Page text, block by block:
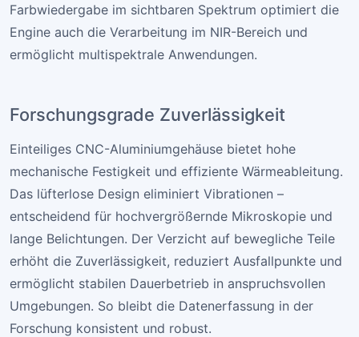
Farbwiedergabe im sichtbaren Spektrum optimiert die
Engine auch die Verarbeitung im NIR-Bereich und
ermöglicht multispektrale Anwendungen.
Forschungsgrade Zuverlässigkeit
Einteiliges CNC-Aluminiumgehäuse bietet hohe
mechanische Festigkeit und effiziente Wärmeableitung.
Das lüfterlose Design eliminiert Vibrationen –
entscheidend für hochvergrößernde Mikroskopie und
lange Belichtungen. Der Verzicht auf bewegliche Teile
erhöht die Zuverlässigkeit, reduziert Ausfallpunkte und
ermöglicht stabilen Dauerbetrieb in anspruchsvollen
Umgebungen. So bleibt die Datenerfassung in der
Forschung konsistent und robust.